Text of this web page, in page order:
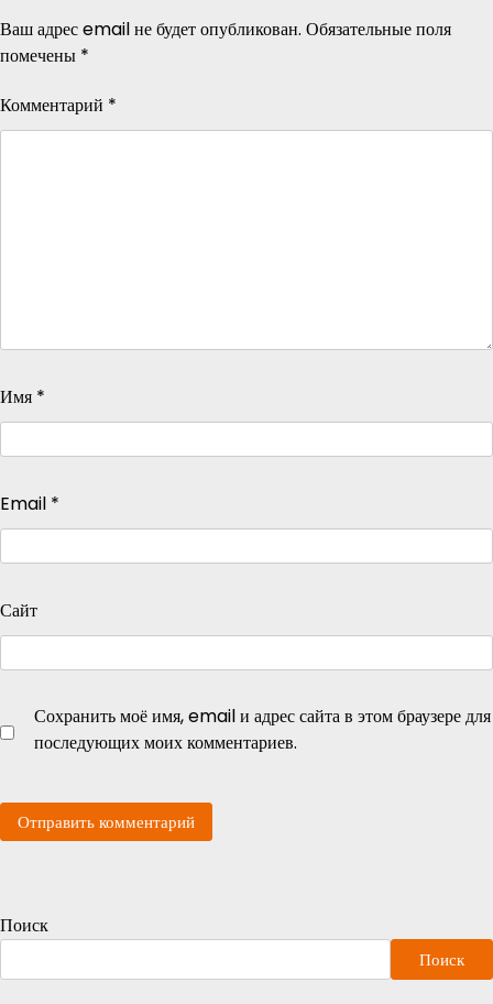
Ваш адрес email не будет опубликован. Обязательные поля
помечены *
Комментарий *
Имя *
Email *
Сайт
Сохранить моё имя, email и адрес сайта в этом браузере для
последующих моих комментариев.
Поиск
Поиск